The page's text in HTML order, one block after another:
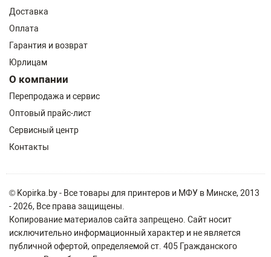
Доставка
Оплата
Гарантия и возврат
Юрлицам
О компании
Перепродажа и сервис
Оптовый прайс-лист
Сервисный центр
Контакты
© Kopirka.by - Все товары для принтеров и МФУ в Минске, 2013
- 2026, Все права защищены.
Копирование материалов сайта запрещено. Сайт носит
исключительно информационный характер и не является
публичной офертой, определяемой ст. 405 Гражданского